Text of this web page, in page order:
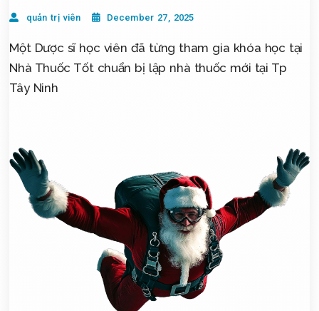
quản trị viên December 27, 2025
Một Dược sĩ học viên đã từng tham gia khóa học tại
Nhà Thuốc Tốt chuẩn bị lập nhà thuốc mới tại Tp
Tây Ninh